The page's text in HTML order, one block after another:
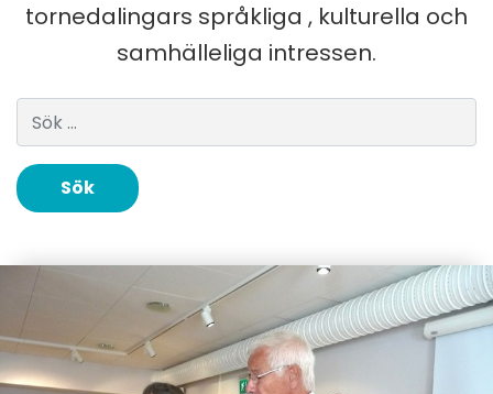
tornedalingars språkliga , kulturella och
samhälleliga intressen.
Sök efter: